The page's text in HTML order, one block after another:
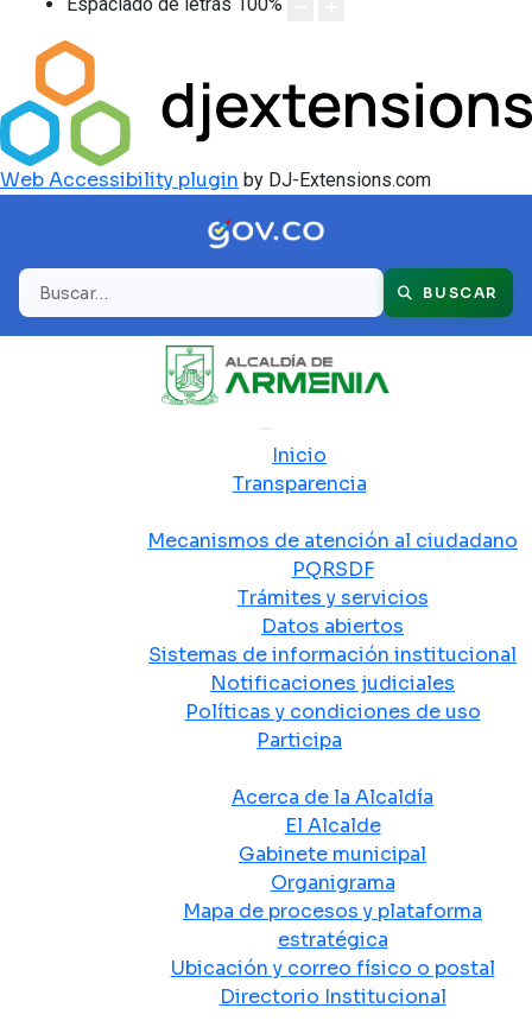
Web Accessibility plugin by DJ-Extensions.com
Buscar BUSCAR
Inicio
Transparencia
Mecanismos de atención al ciudadano
PQRSDF
Trámites y servicios
Datos abiertos
Sistemas de información institucional
Notificaciones judiciales
Políticas y condiciones de uso
Participa
Acerca de la Alcaldía
El Alcalde
Gabinete municipal
Organigrama
Mapa de procesos y plataforma
estratégica
Ubicación y correo físico o postal
Directorio Institucional